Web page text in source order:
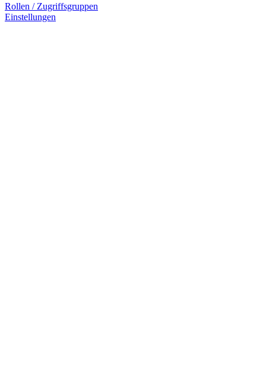
Rollen / Zugriffsgruppen
Einstellungen